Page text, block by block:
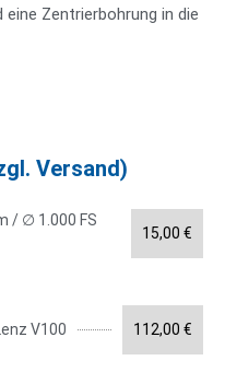
Zentrierbohrung in die
Versand)
/ ∅ 1.000 FS
15,00 €
V100 112,00 €